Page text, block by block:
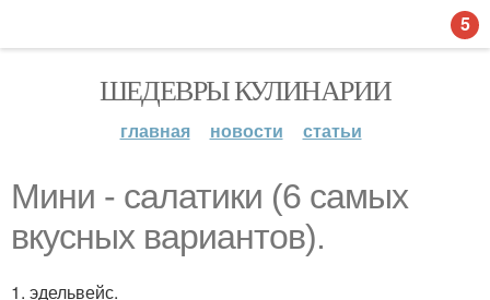
ШЕДЕВРЫ КУЛИНАРИИ
главная новости статьи
Мини - салатики (6 самых
вкусных вариантов).
1. эдельвейс.
5